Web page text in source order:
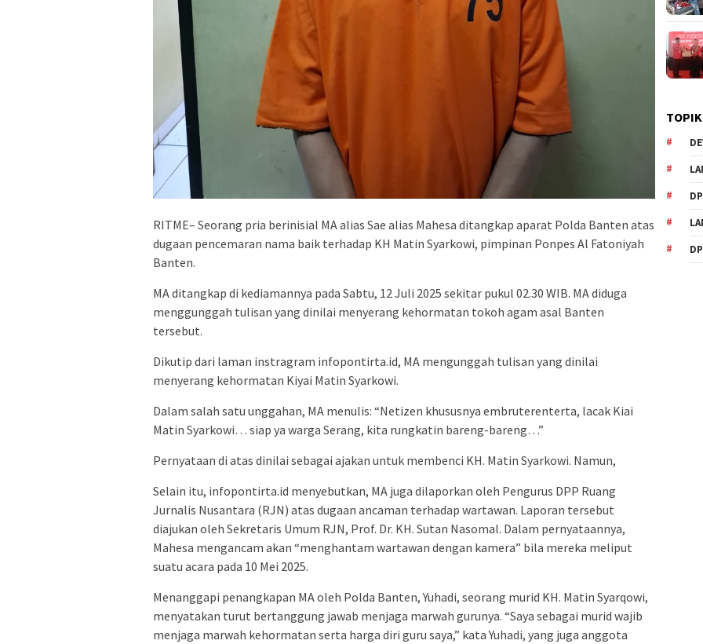
RITME– Seorang pria berinisial MA alias Sae alias Mahesa ditangkap aparat Polda Banten atas
dugaan pencemaran nama baik terhadap KH Matin Syarkowi, pimpinan Ponpes Al Fatoniyah
Banten.
MA ditangkap di kediamannya pada Sabtu, 12 Juli 2025 sekitar pukul 02.30 WIB. MA diduga
menggunggah tulisan yang dinilai menyerang kehormatan tokoh agam asal Banten
tersebut.
Dikutip dari laman instragram infopontirta.id, MA mengunggah tulisan yang dinilai
menyerang kehormatan Kiyai Matin Syarkowi.
Dalam salah satu unggahan, MA menulis: “Netizen khususnya embruterenterta, lacak Kiai
Matin Syarkowi… siap ya warga Serang, kita rungkatin bareng-bareng…”
Pernyataan di atas dinilai sebagai ajakan untuk membenci KH. Matin Syarkowi. Namun,
Selain itu, infopontirta.id menyebutkan, MA juga dilaporkan oleh Pengurus DPP Ruang
Jurnalis Nusantara (RJN) atas dugaan ancaman terhadap wartawan. Laporan tersebut
diajukan oleh Sekretaris Umum RJN, Prof. Dr. KH. Sutan Nasomal. Dalam pernyataannya,
Mahesa mengancam akan “menghantam wartawan dengan kamera” bila mereka meliput
suatu acara pada 10 Mei 2025.
Menanggapi penangkapan MA oleh Polda Banten, Yuhadi, seorang murid KH. Matin Syarqowi,
menyatakan turut bertanggung jawab menjaga marwah gurunya. “Saya sebagai murid wajib
menjaga marwah kehormatan serta harga diri guru saya,” kata Yuhadi, yang juga anggota